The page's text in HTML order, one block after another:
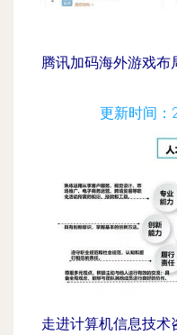
腾讯加码海外游戏布
更新时间：
走进计算机信息技术